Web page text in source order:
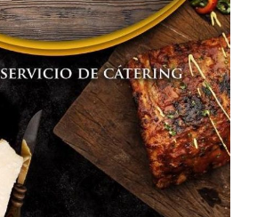
mínimos
de
la
uva»